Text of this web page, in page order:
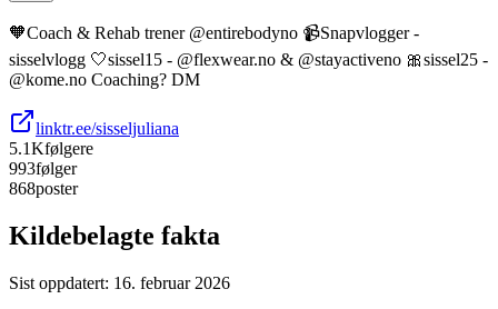
🧡Coach & Rehab trener @entirebodyno 📹Snapvlogger -
sisselvlogg 🤍sissel15 - @flexwear.no & @stayactiveno 🎀sissel25 -
@kome.no Coaching? DM
linktr.ee/sisseljuliana
5.1Kfølgere
993følger
868poster
Kildebelagte fakta
Sist oppdatert: 16. februar 2026